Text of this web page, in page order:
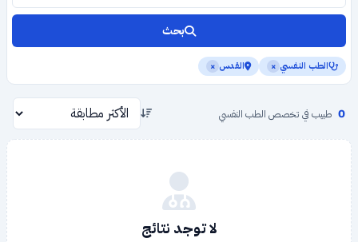
بحث
الطب النفسي × القدس ×
0 طبيب في تخصص الطب النفسي
لا توجد نتائج